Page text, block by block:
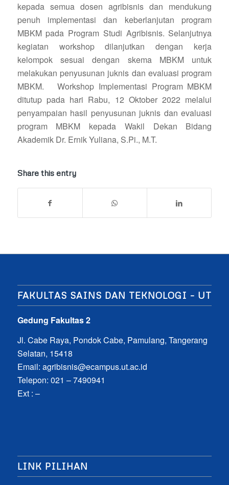
kepada semua dosen agribisnis dan mendukung
penuh implementasi dan keberlanjutan program
MBKM pada Program Studi Agribisnis. Selanjutnya
kegiatan workshop dilanjutkan dengan kerja
kelompok sesuai dengan skema MBKM untuk
melakukan penyusunan juknis dan evaluasi program
MBKM. Workshop Implementasi Program MBKM
ditutup pada hari Rabu, 12 Oktober 2022 melalui
penyampaian hasil penyusunan juknis dan evaluasi
program MBKM kepada Wakil Dekan Bidang
Akademik Dr. Ernik Yuliana, S.Pi., M.T.
Share this entry
FAKULTAS SAINS DAN TEKNOLOGI – UT
Gedung Fakultas 2
Jl. Cabe Raya, Pondok Cabe, Pamulang, Tangerang
Selatan, 15418
Email: agribisnis@ecampus.ut.ac.id
Telepon: 021 – 7490941
Ext : –
LINK PILIHAN